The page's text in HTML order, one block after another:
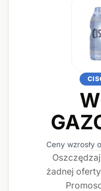
Ceny wzrosły
żadnej